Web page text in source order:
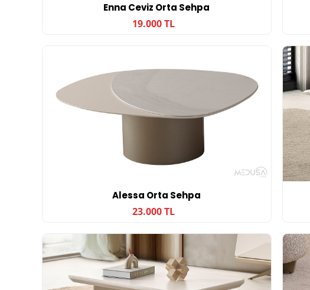
Enna Ceviz Orta Sehpa
19.000 TL
Alessa Orta Sehpa
23.000 TL